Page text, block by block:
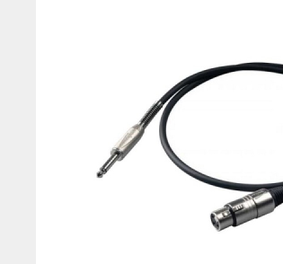
Беспроводные
Внутриканальные
Закрытые наушники
Открытые наушники
Наушники HI-FI
Наушники для ТВ